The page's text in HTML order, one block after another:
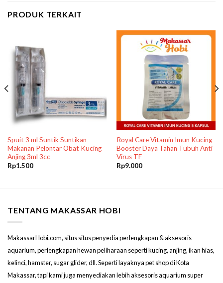
PRODUK TERKAIT
Spuit 3 ml Suntik Suntikan
Makanan Pelontar Obat Kucing
Anjing 3ml 3cc
Rp1.500
Royal Care Vitamin Imun Kucing
Booster Daya Tahan Tubuh Anti
Virus TF
Rp9.000
TENTANG MAKASSAR HOBI
MakassarHobi.com, situs situs penyedia perlengkapan & aksesoris
aquarium, perlengkapan hewan peliharaan seperti kucing, anjing, ikan hias,
kelinci, hamster, sugar glider, dll. Seperti layaknya pet shop di Kota
Makassar, tapi kami juga menyediakan lebih aksesoris aquarium super